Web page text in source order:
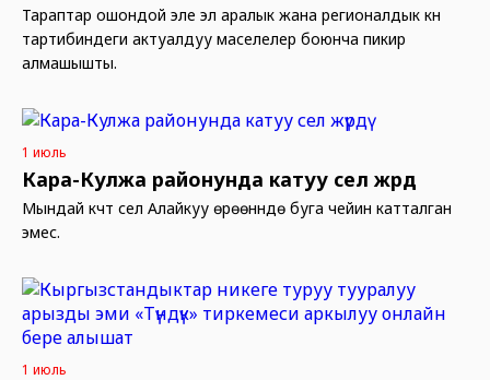
Тараптар ошондой эле эл аралык жана регионалдык күн
тартибиндеги актуалдуу маселелер боюнча пикир
алмашышты.
1 июль
Кара-Кулжа районунда катуу сел жүрдү
Мындай күчтүү сел Алайкуу өрөөнүндө буга чейин катталган
эмес.
1 июль